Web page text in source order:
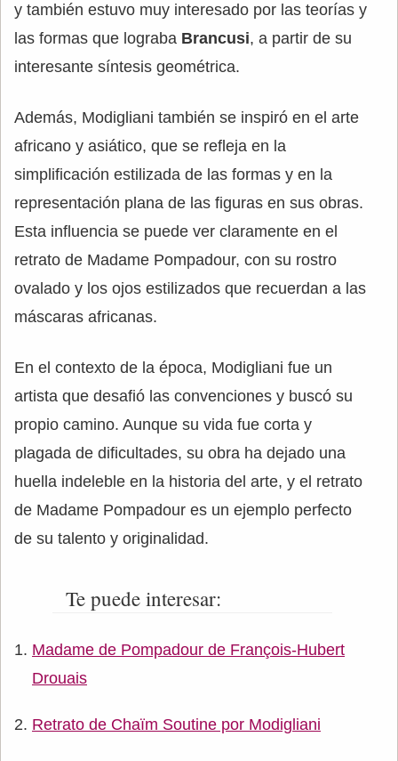
y también estuvo muy interesado por las teorías y
las formas que lograba Brancusi, a partir de su
interesante síntesis geométrica.
Además, Modigliani también se inspiró en el arte
africano y asiático, que se refleja en la
simplificación estilizada de las formas y en la
representación plana de las figuras en sus obras.
Esta influencia se puede ver claramente en el
retrato de Madame Pompadour, con su rostro
ovalado y los ojos estilizados que recuerdan a las
máscaras africanas.
En el contexto de la época, Modigliani fue un
artista que desafió las convenciones y buscó su
propio camino. Aunque su vida fue corta y
plagada de dificultades, su obra ha dejado una
huella indeleble en la historia del arte, y el retrato
de Madame Pompadour es un ejemplo perfecto
de su talento y originalidad.
Te puede interesar:
Madame de Pompadour de François-Hubert
Drouais
Retrato de Chaïm Soutine por Modigliani